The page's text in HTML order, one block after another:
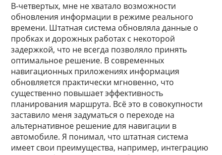
В-четвертых, мне не хватало возможности
обновления информации в режиме реального
времени. Штатная система обновляла данные о
пробках и дорожных работах с некоторой
задержкой, что не всегда позволяло принять
оптимальное решение. В современных
навигационных приложениях информация
обновляется практически мгновенно, что
существенно повышает эффективность
планирования маршрута. Всё это в совокупности
заставило меня задуматься о переходе на
альтернативное решение для навигации в
автомобиле. Я понимал, что штатная система
имеет свои преимущества, например, интеграцию